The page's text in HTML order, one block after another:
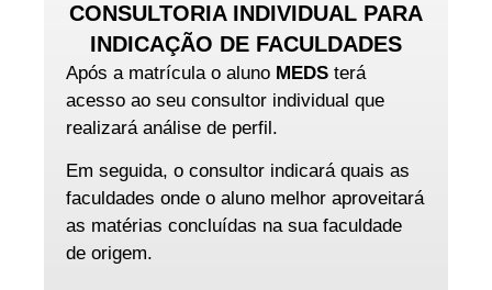
CONSULTORIA INDIVIDUAL PARA
INDICAÇÃO DE FACULDADES
Após a matrícula o aluno MEDS terá
acesso ao seu consultor individual que
realizará análise de perfil.
Em seguida, o consultor indicará quais as
faculdades onde o aluno melhor aproveitará
as matérias concluídas na sua faculdade
de origem.